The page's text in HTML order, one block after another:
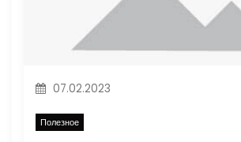
07.02.2023
Полезное